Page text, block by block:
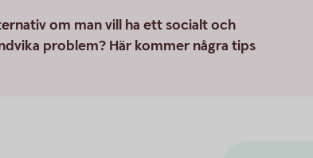
om man vill ha ett socialt och
problem? Här kommer några tips